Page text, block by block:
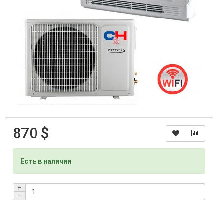
870 $
Есть в наличии
+
−